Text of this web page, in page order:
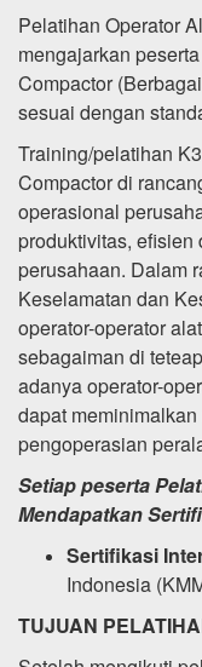
Pelatihan Operator
mengajarkan
Compactor
sesuai dengan
Training/pelatihan
Compactor di
operasional
produktivitas,
perusahaan. Dalam
Keselamatan dan
operator-operator
sebagaiman di
adanya operator-
dapat
pengoperasian
Setiap peserta
Mendapatkan
Sertifikasi
Indonesia
TUJUAN